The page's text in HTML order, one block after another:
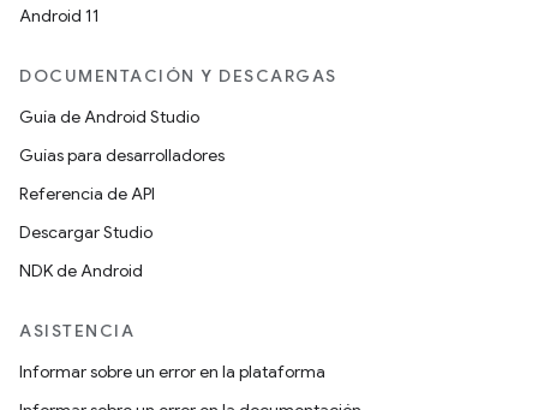
Android 11
DOCUMENTACIÓN Y DESCARGAS
Guía de Android Studio
Guías para desarrolladores
Referencia de API
Descargar Studio
NDK de Android
ASISTENCIA
Informar sobre un error en la plataforma